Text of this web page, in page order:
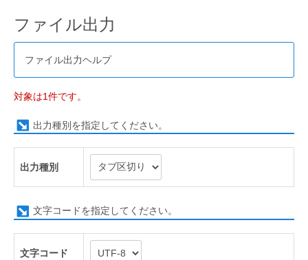
ファイル出力
ファイル出力ヘルプ
対象は1件です。
出力種別を指定してください。
出力種別
文字コードを指定してください。
文字コード